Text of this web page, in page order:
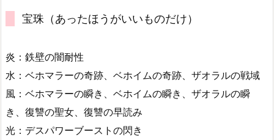
宝珠（あったほうがいいものだけ）
炎：鉄壁の闇耐性
水：ベホマラーの奇跡、ベホイムの奇跡、ザオラルの戦域
風：ベホマラーの瞬き、ベホイムの瞬き、ザオラルの瞬
き、復讐の聖女、復讐の早読み
光：デスパワーブーストの閃き